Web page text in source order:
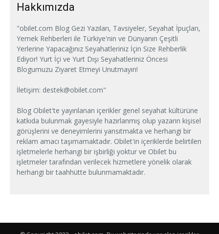
Hakkımızda
"obilet.com Blog Gezi Yazıları, Tavsiyeler, Seyahat İpuçları,
Yemek Rehberleri ile Türkiye'nin ve Dünyanın Çeşitli
Yerlerine Yapacağınız Seyahatleriniz İçin Size Rehberlik
Ediyor! Yurt İçi ve Yurt Dışı Seyahatleriniz Öncesi
Blogumuzu Ziyaret Etmeyi Unutmayın!
İletişim: destek@obilet.com"
Blog Obilet'te yayınlanan içerikler genel seyahat kültürüne
katkıda bulunmak gayesiyle hazırlanmış olup yazarın kişisel
görüşlerini ve deneyimlerini yansıtmakta ve herhangi bir
reklam amacı taşımamaktadır. Obilet'in içeriklerde belirtilen
işletmelerle herhangi bir işbirliği yoktur ve Obilet bu
işletmeler tarafından verilecek hizmetlere yönelik olarak
herhangi bir taahhütte bulunmamaktadır.